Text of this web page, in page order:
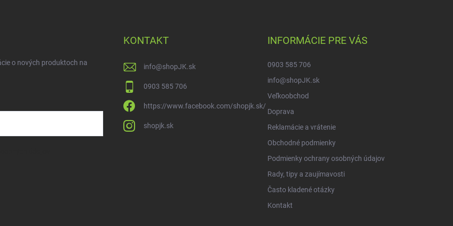
o nových produktoch na
KONTAKT
info@shopJK.sk
0903 585 706
https://www.facebook.com/shopjk.sk/
shopjk.sk
INFORMÁCIE PRE VÁS
0903 585 706
info@shopJK.sk
Veľkoobchod
Doprava
Reklamácie a vrátenie
Obchodné podmienky
Podmienky ochrany osobných údajov
Rady, tipy a zaujímavosti
Často kladené otázky
Kontakt